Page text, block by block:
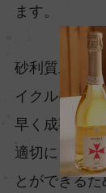
ます。
砂利質土壌
イクルにお
早く成熟に
適切にコン
とができる